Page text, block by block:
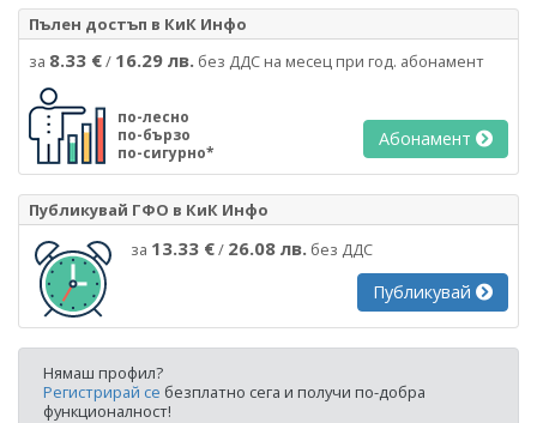
Пълен достъп в КиК Инфо
за 8.33 €/ 16.29 лв. без ДДС на месец при год. абонамент
по-лесно
по-бързо
по-сигурно*
Абонамент
Публикувай ГФО в КиК Инфо
за 13.33 €/ 26.08 лв. без ДДС
Публикувай
Нямаш профил?
Регистрирай се безплатно сега и получи по-добра
функционалност!